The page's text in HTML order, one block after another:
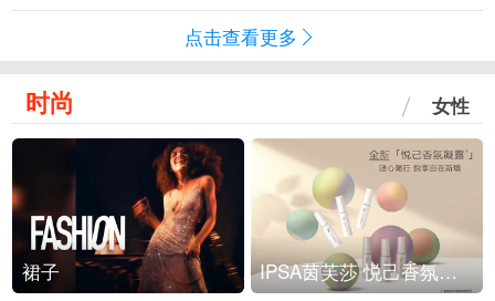
点击查看更多
时尚 女性
裙子 IPSA茵芙莎 悦己香氛凝露上市